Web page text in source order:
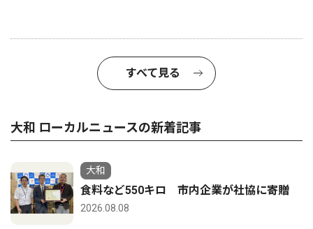
すべて見る
大和 ローカルニュースの新着記事
大和
食料など550キロ 市内企業が社協に寄贈
2026.08.08